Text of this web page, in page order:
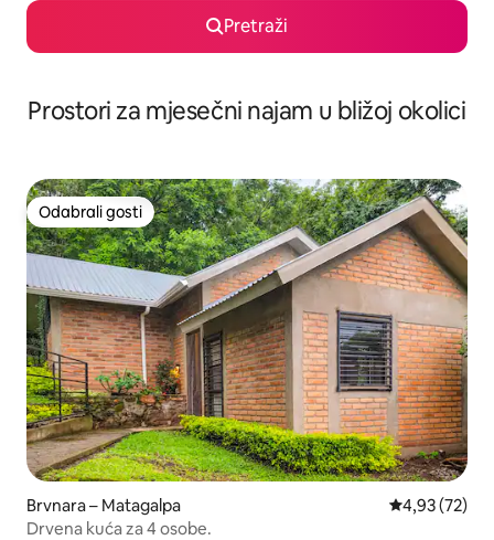
Pretraži
Prostori za mjesečni najam u bližoj okolici
Odabrali gosti
Odabrali gosti
Brvnara – Matagalpa Prosječna
4,93 (72)
Drvena kuća za 4 osobe.